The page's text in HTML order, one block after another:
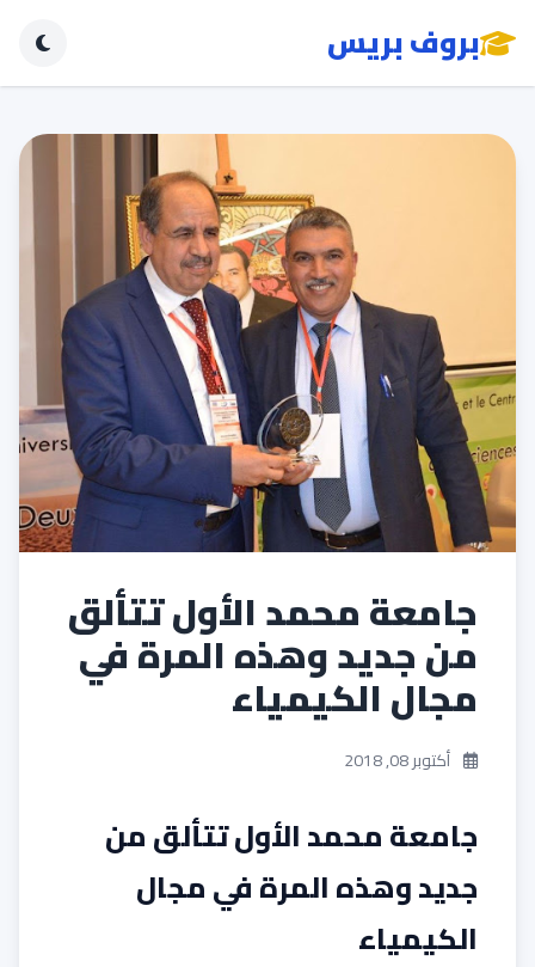
بروف بريس
جامعة محمد الأول تتألق
من جديد وهذه المرة في
مجال الكيمياء
أكتوبر 08, 2018
جامعة محمد الأول تتألق من
جديد وهذه المرة في مجال
الكيمياء